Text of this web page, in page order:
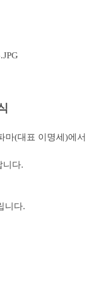
마(대표 이명세)에서
니다.
니다.​